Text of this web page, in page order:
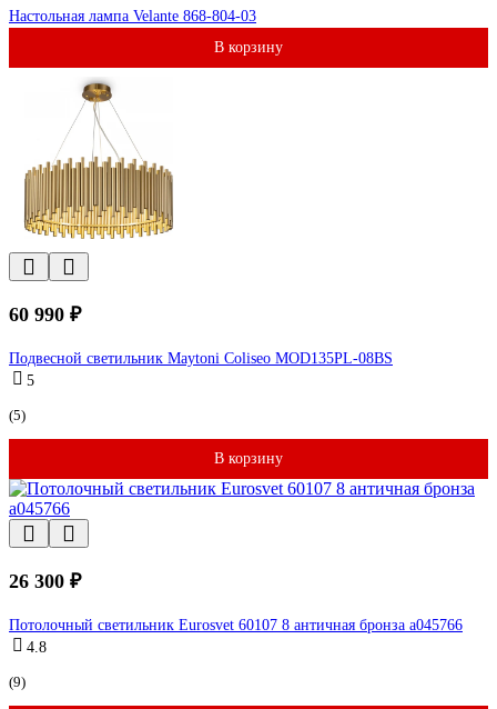
Настольная лампа Velante 868-804-03
В корзину
60 990 ₽
Подвесной светильник Maytoni Coliseo MOD135PL-08BS
5
(5)
В корзину
26 300 ₽
Потолочный светильник Eurosvet 60107 8 античная бронза a045766
4.8
(9)